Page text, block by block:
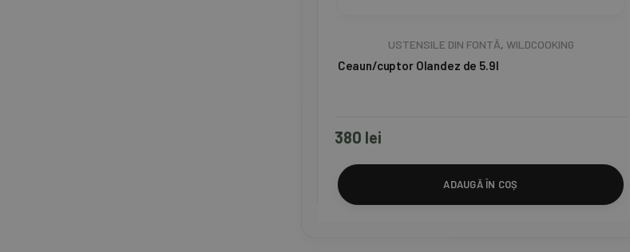
USTENSILE DIN FONTĂ, WILDCOOKING
Ceaun/cuptor Olandez de 5.9l
380 lei
ADAUGĂ ÎN COȘ